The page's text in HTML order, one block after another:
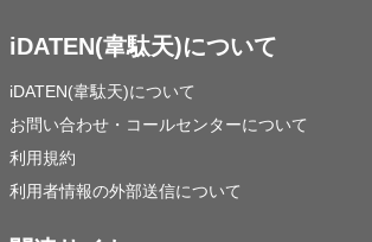
iDATEN(韋駄天)について
iDATEN(韋駄天)について
お問い合わせ・コールセンターについて
利用規約
利用者情報の外部送信について